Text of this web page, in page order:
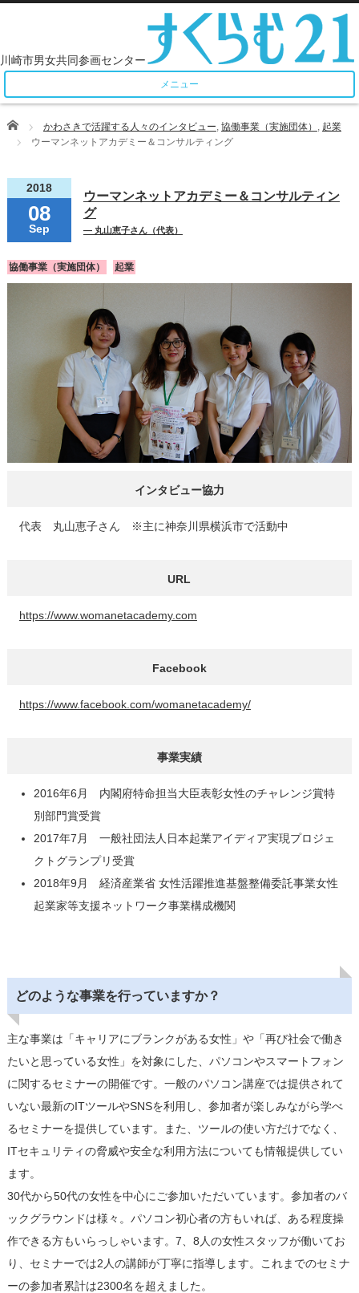
メニュー
Home かわさきで活躍する人々のインタビュー, 協働事業（実施団体） , 起業
ウーマンネットアカデミー＆コンサルティング
2018
08
Sep
ウーマンネットアカデミー＆コンサルティン
グ
― 丸山恵子さん（代表）
協働事業（実施団体） 起業
インタビュー協力
代表 丸山恵子さん ※主に神奈川県横浜市で活動中
URL
https://www.womanetacademy.com
Facebook
https://www.facebook.com/womanetacademy/
事業実績
2016年6月 内閣府特命担当大臣表彰女性のチャレンジ賞特
別部門賞受賞
2017年7月 一般社団法人日本起業アイディア実現プロジェ
クトグランプリ受賞
2018年9月 経済産業省 女性活躍推進基盤整備委託事業女性
起業家等支援ネットワーク事業構成機関
どのような事業を行っていますか？
主な事業は「キャリアにブランクがある女性」や「再び社会で働き
たいと思っている女性」を対象にした、パソコンやスマートフォン
に関するセミナーの開催です。一般のパソコン講座では提供されて
いない最新のITツールやSNSを利用し、参加者が楽しみながら学べ
るセミナーを提供しています。また、ツールの使い方だけでなく、
ITセキュリティの脅威や安全な利用方法についても情報提供してい
ます。
30代から50代の女性を中心にご参加いただいています。参加者のバ
ックグラウンドは様々。パソコン初心者の方もいれば、ある程度操
作できる方もいらっしゃいます。7、8人の女性スタッフが働いてお
り、セミナーでは2人の講師が丁寧に指導します。これまでのセミナ
ーの参加者累計は2300名を超えました。